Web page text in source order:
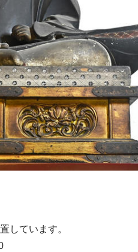
しています。